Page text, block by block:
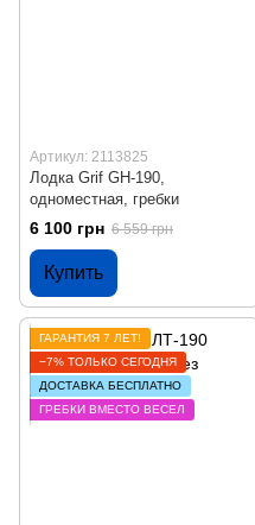
Артикул: 2113825
Лодка Grif GH-190,
одноместная, гребки
6 100 грн 6 559 грн
Купить
ГАРАНТИЯ 7 ЛЕТ!
−7% ТОЛЬКО СЕГОДНЯ
ДОСТАВКА БЕСПЛАТНО
ГРЕБКИ ВМЕСТО ВЕСЕЛ